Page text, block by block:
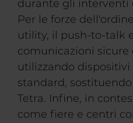
durante gli interventi
Per le forze
utility, il push-to-talk
comunicazioni sicure
utilizzando
standard,
Tetra. Infine, in
come fiere e centri